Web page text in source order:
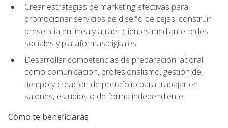
Crear estrategias de marketing efectivas para
promocionar servicios de diseño de cejas, construir
presencia en línea y atraer clientes mediante redes
sociales y plataformas digitales.
Desarrollar competencias de preparación laboral
como comunicación, profesionalismo, gestión del
tiempo y creación de portafolio para trabajar en
salones, estudios o de forma independiente.
Cómo te beneficiarás